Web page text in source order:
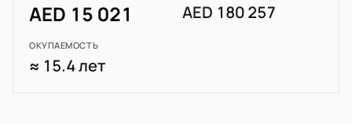
AED 15 021 AED 180 257
ОКУПАЕМОСТЬ
≈ 15.4 лет